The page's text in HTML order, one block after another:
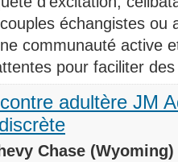
échangistes ou
communauté active
pour faciliter
adultère JM
Chase (Wyoming)